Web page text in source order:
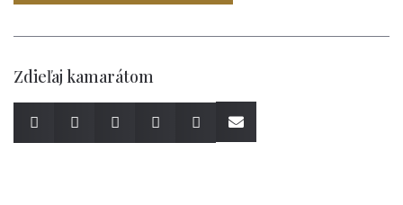
Zdieľaj kamarátom